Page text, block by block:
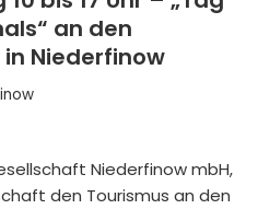
an den
Niederfinow
Niederfinow mbH,
den Tourismus an den